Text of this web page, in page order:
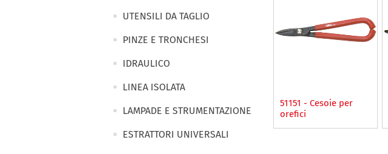
UTENSILI DA TAGLIO
PINZE E TRONCHESI
IDRAULICO
LINEA ISOLATA
LAMPADE E STRUMENTAZIONE
ESTRATTORI UNIVERSALI
51151 - Cesoie per
orefici